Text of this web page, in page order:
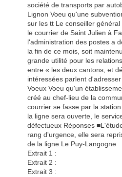
société de transports par
Lignon Voeu qu'une
sur les tt Le conseiller
le courrier de Saint Julien à
l'administration des postes a
la fin de ce mois, soit
grande utilité pour les
entre « les deux cantons, et
intéressées parlent
Voeux Voeu qu'un
créé au chef-lieu de la
courrier se fasse par la
la ligne sera ouverte, le
défectueux Réponses
rang d'urgence, elle sera
de la ligne Le Puy-Langogne
Extrait 1 :
Extrait 2 :
Extrait 3 :